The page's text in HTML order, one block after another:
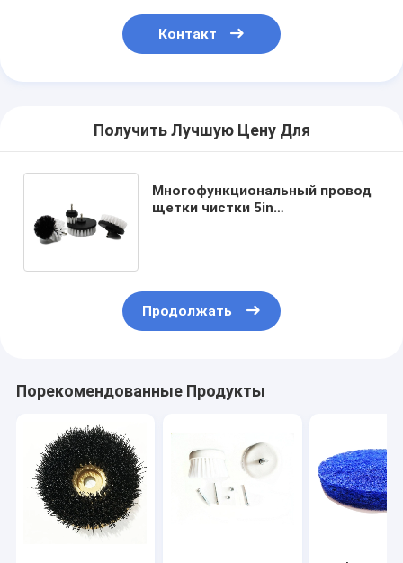
Контакт
Получить Лучшую Цену Для
Многофункциональный провод
щетки чистки 5in
Продолжать
Порекомендованные Продукты